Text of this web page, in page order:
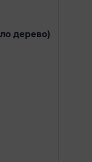
дерево)